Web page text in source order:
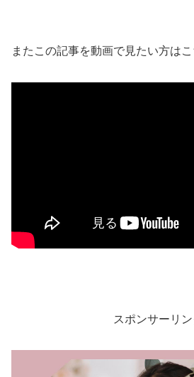
またこの記事を動画で見たい方は
スポンサーリン